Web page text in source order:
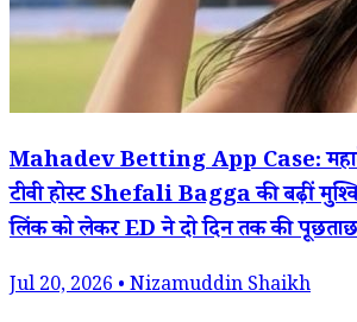
Mahadev Betting App Case:
टीवी होस्ट Shefali Bagga की बढ़ीं
लिंक को लेकर ED ने दो दिन तक की पूछताछ
Jul 20, 2026 • Nizamuddin Shaikh